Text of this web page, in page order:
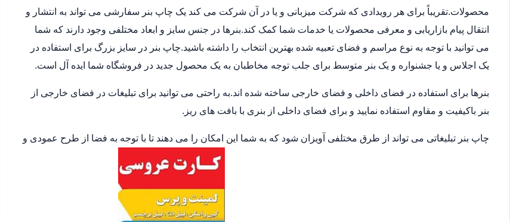
محصولات.تقریباً برای هر رویدادی که شرکت میزبانی و یا در آن شرکت می کند یک چاپ بنر سفارشی می تواند به انتشار و
انتقال پیام بازاریابی و معرفی محصولات یا خدمات شما کمک کند.بنرها در جنس سایز و ابعاد مختلفی وجود دارند که شما
می توانید با توجه به نوع مراسم و فضای تعبیه شده بهترین انتخاب را داشته باشید.چاپ بنر در سایز بزرگ برای استفاده در
یک اجلاس و یا جشنواره و یک بنر متوسط برای جلب توجه مخاطبان به یک محصول جدید در فروشگاه شما ایده آل است.
بنرها برای استفاده در فضای داخلی و فضای خارجی ساخته شده اند.به راحتی می توانید برای تبلیغات در فضای خارجی از
بنر باکیفیت و مقاوم استفاده نمایید و برای فضای داخلی از بنری با بافت های ریز.
چاپ بنر تبلیغاتی می تواند از طرق مختلفی آویزان شود که به شما این امکان را می دهند تا با توجه به فضا از طرح عمودی و